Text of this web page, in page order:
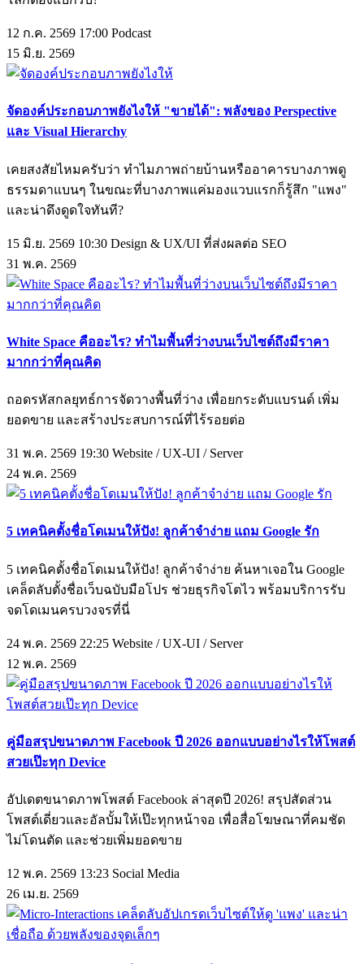
12 ก.ค. 2569 17:00 Podcast
15 มิ.ย. 2569
จัดองค์ประกอบภาพยังไงให้ "ขายได้": พลังของ Perspective
และ Visual Hierarchy
เคยสงสัยไหมครับว่า ทำไมภาพถ่ายบ้านหรืออาคารบางภาพดู
ธรรมดาแบนๆ ในขณะที่บางภาพแค่มองแวบแรกก็รู้สึก "แพง"
และน่าดึงดูดใจทันที?
15 มิ.ย. 2569 10:30 Design & UX/UI ที่ส่งผลต่อ SEO
31 พ.ค. 2569
White Space คืออะไร? ทำไมพื้นที่ว่างบนเว็บไซต์ถึงมีราคา
มากกว่าที่คุณคิด
ถอดรหัสกลยุทธ์การจัดวางพื้นที่ว่าง เพื่อยกระดับแบรนด์ เพิ่ม
ยอดขาย และสร้างประสบการณ์ที่ไร้รอยต่อ
31 พ.ค. 2569 19:30 Website / UX-UI / Server
24 พ.ค. 2569
5 เทคนิคตั้งชื่อโดเมนให้ปัง! ลูกค้าจำง่าย แถม Google รัก
5 เทคนิคตั้งชื่อโดเมนให้ปัง! ลูกค้าจำง่าย ค้นหาเจอใน Google
เคล็ดลับตั้งชื่อเว็บฉบับมือโปร ช่วยธุรกิจโตไว พร้อมบริการรับ
จดโดเมนครบวงจรที่นี่
24 พ.ค. 2569 22:25 Website / UX-UI / Server
12 พ.ค. 2569
คู่มือสรุปขนาดภาพ Facebook ปี 2026 ออกแบบอย่างไรให้โพสต์
สวยเป๊ะทุก Device
อัปเดตขนาดภาพโพสต์ Facebook ล่าสุดปี 2026! สรุปสัดส่วน
โพสต์เดี่ยวและอัลบั้มให้เป๊ะทุกหน้าจอ เพื่อสื่อโฆษณาที่คมชัด
ไม่โดนตัด และช่วยเพิ่มยอดขาย
12 พ.ค. 2569 13:23 Social Media
26 เม.ย. 2569